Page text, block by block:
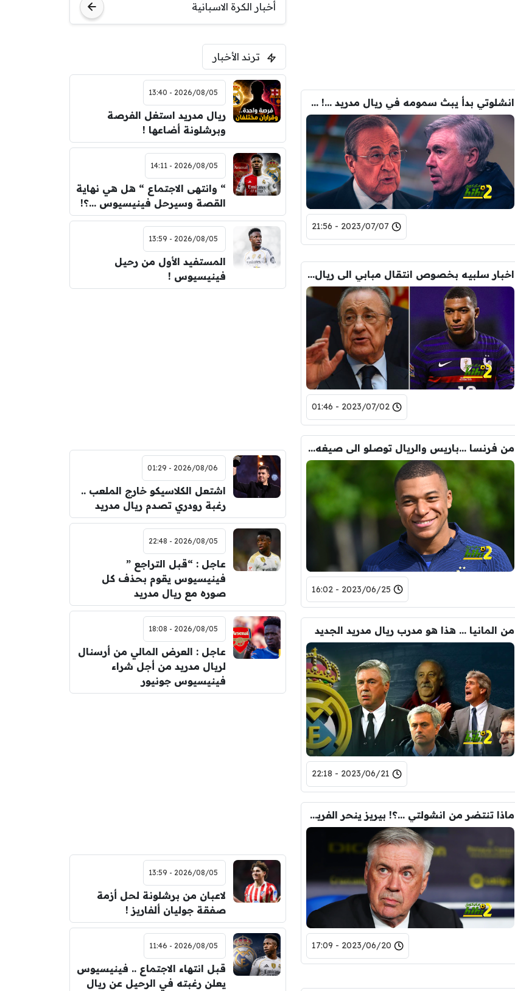
انشلوتي بدأ يبث سمومه في ريال مدريد …! هل اقترب قرار طردة من النادي …؟!
2023/07/07 - 21:56
اخبار سلبيه بخصوص انتقال مبابي الى ريال مدريد
2023/07/02 - 01:46
من فرنسا …باريس والريال توصلو الى صيغه نهائية لعقد انتقال مبابي
2023/06/25 - 16:02
من المانيا … هذا هو مدرب ريال مدريد الجديد
2023/06/21 - 22:18
ماذا تنتضر من انشولتي …؟! بيريز ينحر الفريق في الموسم القادم
2023/06/20 - 17:09
أخبار الكرة الاسبانية
ترند الأخبار
2026/08/05 - 13:40
ريال مدريد استغل الفرصة
وبرشلونة أضاعها !
2026/08/05 - 14:11
“ وانتهى الاجتماع “ هل هي نهاية
القصة وسيرحل فينيسيوس …؟!
2026/08/05 - 13:59
المستفيد الأول من رحيل
فينيسيوس !
2026/08/06 - 01:29
اشتعل الكلاسيكو خارج الملعب ..
رغبة رودري تصدم ريال مدريد
2026/08/05 - 22:48
عاجل : “قبل التراجع ”
فينيسيوس يقوم بحذف كل
صوره مع ريال مدريد
2026/08/05 - 18:08
عاجل : العرض المالي من أرسنال
لريال مدريد من أجل شراء
فينيسيوس جونيور
2026/08/05 - 13:59
لاعبان من برشلونة لحل أزمة
صفقة جوليان ألفاريز !
2026/08/05 - 11:46
قبل انتهاء الاجتماع .. فينيسيوس
يعلن رغبته في الرحيل عن ريال